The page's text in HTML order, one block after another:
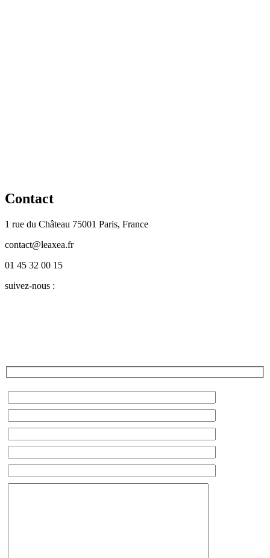
Contact
1 rue du Château 75001 Paris, France
contact@leaxea.fr
01 45 32 00 15
suivez-nous :